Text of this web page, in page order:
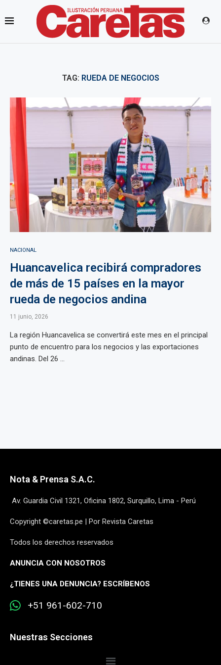
TAG: RUEDA DE NEGOCIOS
NACIONAL
Huancavelica recibirá compradores
de más de 15 países en la mayor
rueda de negocios andina
11 junio, 2026
La región Huancavelica se convertirá este mes en el principal
punto de encuentro para los negocios y las exportaciones
andinas. Del 26 ...
Nota & Prensa S.A.C.
Av. Guardia Civil 1321, Oficina 1802, Surquillo, Lima - Perú
Copyright ©caretas.pe | Por Revista Caretas
Todos los derechos reservados
ANUNCIA CON NOSOTROS
¿TIENES UNA DENUNCIA? ESCRÍBENOS
+51 961-602-710
Nuestras Secciones